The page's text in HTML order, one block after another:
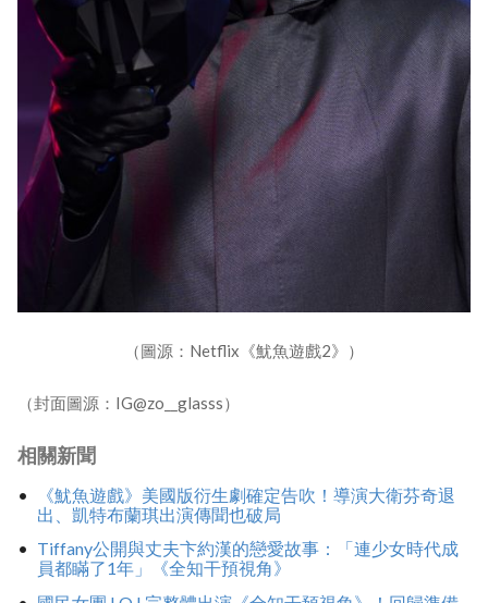
（圖源：Netflix《魷魚遊戲2》）
（封面圖源：IG@zo__glasss）
相關新聞
《魷魚遊戲》美國版衍生劇確定告吹！導演大衛芬奇退
出、凱特布蘭琪出演傳聞也破局
Tiffany公開與丈夫卞約漢的戀愛故事：「連少女時代成
員都瞞了1年」《全知干預視角》